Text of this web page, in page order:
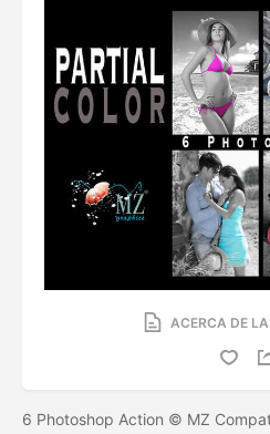
ACERCA DE
6 Photoshop Action © MZ